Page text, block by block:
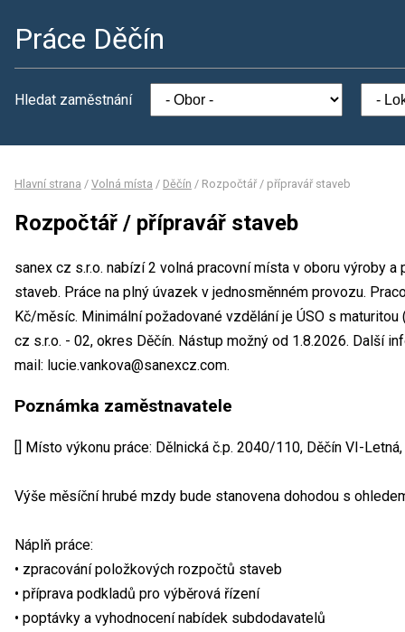
Práce Děčín
Hledat zaměstnání
Hlavní strana / Volná místa / Děčín / Rozpočtář / přípravář staveb
Rozpočtář / přípravář staveb
sanex cz s.r.o. nabízí 2 volná pracovní místa v oboru výroby
staveb. Práce na plný úvazek v jednosměnném provozu.
Kč/měsíc. Minimální požadované vzdělání je ÚSO s
cz s.r.o. - 02, okres Děčín. Nástup možný od 1.8.2026. Další
mail: lucie.vankova@sanexcz.com.
Poznámka zaměstnavatele
[] Místo výkonu práce: Dělnická č.p. 2040/110, Děčín VI-
Výše měsíční hrubé mzdy bude stanovena dohodou s
Náplň práce:
• zpracování položkových rozpočtů staveb
• příprava podkladů pro výběrová řízení
• poptávky a vyhodnocení nabídek subdodavatelů